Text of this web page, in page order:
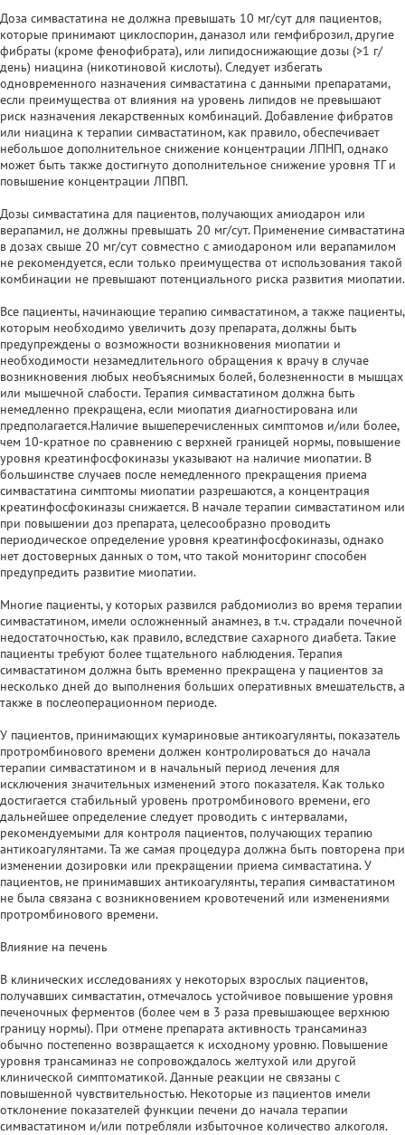
Доза симвастатина не должна превышать 10 мг/сут для пациентов,
которые принимают циклоспорин, даназол или гемфиброзил, другие
фибраты (кроме фенофибрата), или липидоснижающие дозы (>1 г/
день) ниацина (никотиновой кислоты). Следует избегать
одновременного назначения симвастатина с данными препаратами,
если преимущества от влияния на уровень липидов не превышают
риск назначения лекарственных комбинаций. Добавление фибратов
или ниацина к терапии симвастатином, как правило, обеспечивает
небольшое дополнительное снижение концентрации ЛПНП, однако
может быть также достигнуто дополнительное снижение уровня ТГ и
повышение концентрации ЛПВП.
Дозы симвастатина для пациентов, получающих амиодарон или
верапамил, не должны превышать 20 мг/сут. Применение симвастатина
в дозах свыше 20 мг/сут совместно с амиодароном или верапамилом
не рекомендуется, если только преимущества от использования такой
комбинации не превышают потенциального риска развития миопатии.
Все пациенты, начинающие терапию симвастатином, а также пациенты,
которым необходимо увеличить дозу препарата, должны быть
предупреждены о возможности возникновения миопатии и
необходимости незамедлительного обращения к врачу в случае
возникновения любых необъяснимых болей, болезненности в мышцах
или мышечной слабости. Терапия симвастатином должна быть
немедленно прекращена, если миопатия диагностирована или
предполагается.Наличие вышеперечисленных симптомов и/или более,
чем 10-кратное по сравнению с верхней границей нормы, повышение
уровня креатинфосфокиназы указывают на наличие миопатии. В
большинстве случаев после немедленного прекращения приема
симвастатина симптомы миопатии разрешаются, а концентрация
креатинфосфокиназы снижается. В начале терапии симвастатином или
при повышении доз препарата, целесообразно проводить
периодическое определение уровня креатинфосфокиназы, однако
нет достоверных данных о том, что такой мониторинг способен
предупредить развитие миопатии.
Многие пациенты, у которых развился рабдомиолиз во время терапии
симвастатином, имели осложненный анамнез, в т.ч. страдали почечной
недостаточностью, как правило, вследствие сахарного диабета. Такие
пациенты требуют более тщательного наблюдения. Терапия
симвастатином должна быть временно прекращена у пациентов за
несколько дней до выполнения больших оперативных вмешательств, а
также в послеоперационном периоде.
У пациентов, принимающих кумариновые антикоагулянты, показатель
протромбинового времени должен контролироваться до начала
терапии симвастатином и в начальный период лечения для
исключения значительных изменений этого показателя. Как только
достигается стабильный уровень протромбинового времени, его
дальнейшее определение следует проводить с интервалами,
рекомендуемыми для контроля пациентов, получающих терапию
антикоагулянтами. Та же самая процедура должна быть повторена при
изменении дозировки или прекращении приема симвастатина. У
пациентов, не принимавших антикоагулянты, терапия симвастатином
не была связана с возникновением кровотечений или изменениями
протромбинового времени.
Влияние на печень
В клинических исследованиях у некоторых взрослых пациентов,
получавших симвастатин, отмечалось устойчивое повышение уровня
печеночных ферментов (более чем в 3 раза превышающее верхнюю
границу нормы). При отмене препарата активность трансаминаз
обычно постепенно возвращается к исходному уровню. Повышение
уровня трансаминаз не сопровождалось желтухой или другой
клинической симптоматикой. Данные реакции не связаны с
повышенной чувствительностью. Некоторые из пациентов имели
отклонение показателей функции печени до начала терапии
симвастатином и/или потребляли избыточное количество алкоголя.